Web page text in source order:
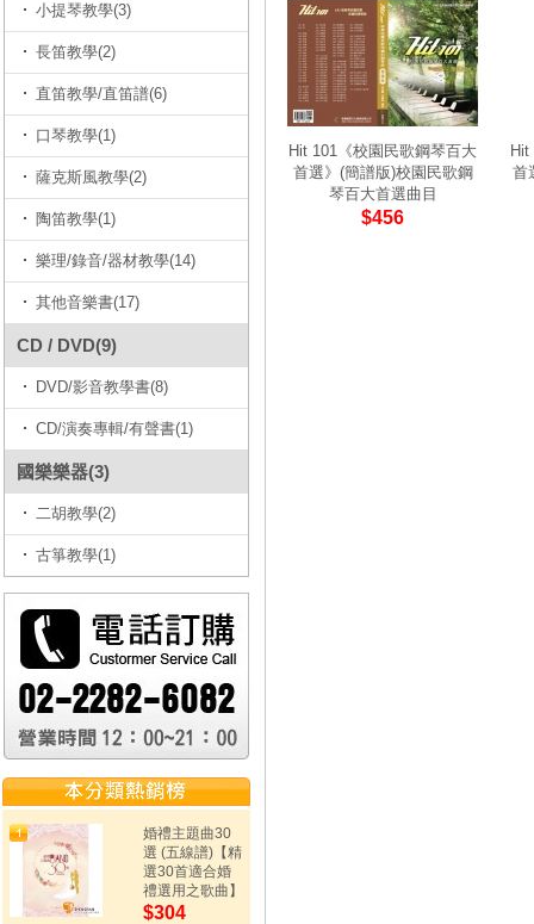
小提琴教學(3)
長笛教學(2)
直笛教學/直笛譜(6)
口琴教學(1)
薩克斯風教學(2)
陶笛教學(1)
樂理/錄音/器材教學(14)
其他音樂書(17)
CD / DVD(9)
DVD/影音教學書(8)
CD/演奏專輯/有聲書(1)
國樂樂器(3)
二胡教學(2)
古箏教學(1)
婚禮主題曲30
選 (五線譜)【精
選30首適合婚
禮選用之歌曲】
$304
Hit 101《校園民歌鋼琴百大
首選》(簡譜版)校園民歌鋼
琴百大首選曲目
$456
首